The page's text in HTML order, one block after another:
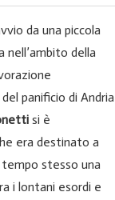
da una piccola
della
panificio di Andria
si è
era destinato a
stesso una
i lontani esordi e